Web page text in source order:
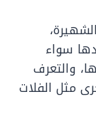
سواء
والتعرف
مثل الفلات